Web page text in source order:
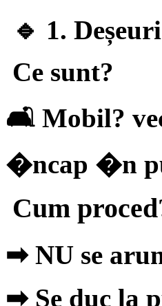
🔹 1.
Ce sunt?
🛋 Mobil?
�ncap �n
Cum
➡NU se
➡Se duc la